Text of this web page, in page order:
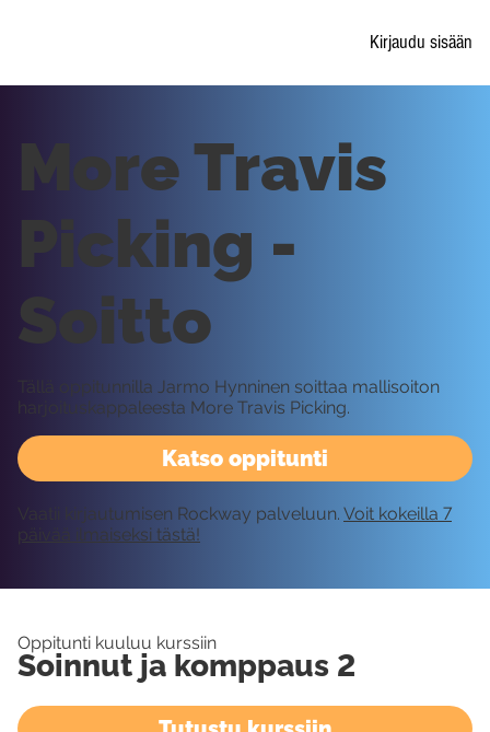
Kirjaudu sisään
Katso oppitunti
More Travis
Picking -
Soitto
Tällä oppitunnilla Jarmo Hynninen soittaa mallisoiton
harjoituskappaleesta More Travis Picking.
Vaatii kirjautumisen Rockway palveluun. Voit kokeilla 7
päivää ilmaiseksi tästä!
Oppitunti kuuluu kurssiin
Soinnut ja komppaus 2